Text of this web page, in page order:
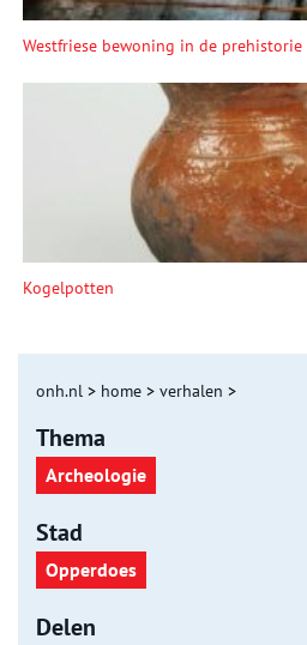
Westfriese bewoning in de prehistorie
Kogelpotten
onh.nl > home > verhalen >
Thema
Archeologie
Stad
Opperdoes
Delen